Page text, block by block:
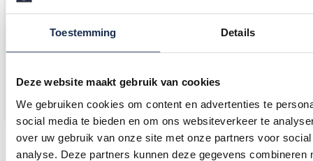
Toestemming Details
Deze website maakt gebruik van cookies
We gebruiken cookies om content en advertenties te
social media te bieden en om ons websiteverkeer te
over uw gebruik van onze site met onze partners voor
analyse. Deze partners kunnen deze gegevens combineren
Maerz
trui blauw effen merinowol ronde hals
Maerz
trui half zip blauw